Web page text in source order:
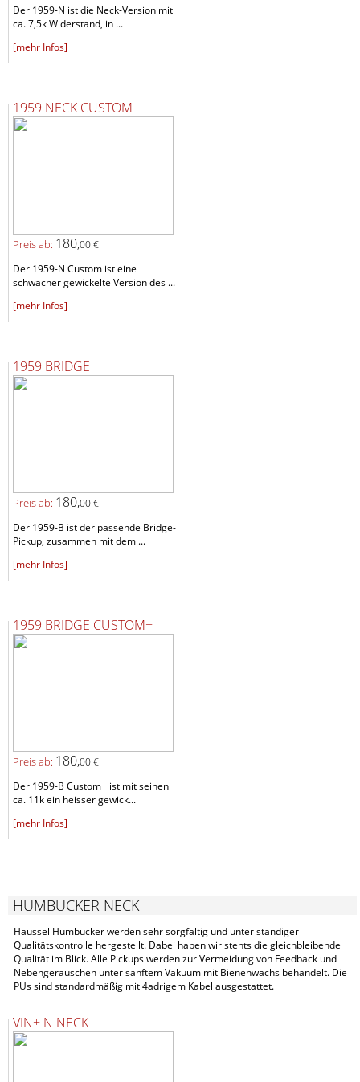
Der 1959-N ist die Neck-Version mit
ca. 7,5k Widerstand, in ...
[mehr Infos]
1959 NECK CUSTOM
Preis ab: 180,00 €
Der 1959-N Custom ist eine
schwächer gewickelte Version des ...
[mehr Infos]
1959 BRIDGE
Preis ab: 180,00 €
Der 1959-B ist der passende Bridge-
Pickup, zusammen mit dem ...
[mehr Infos]
1959 BRIDGE CUSTOM+
Preis ab: 180,00 €
Der 1959-B Custom+ ist mit seinen
ca. 11k ein heisser gewick...
[mehr Infos]
HUMBUCKER NECK
Häussel Humbucker werden sehr sorgfältig und unter ständiger
Qualitätskontrolle hergestellt. Dabei haben wir stehts die gleichbleibende
Qualität im Blick. Alle Pickups werden zur Vermeidung von Feedback und
Nebengeräuschen unter sanftem Vakuum mit Bienenwachs behandelt. Die
PUs sind standardmäßig mit 4adrigem Kabel ausgestattet.
VIN+ N NECK